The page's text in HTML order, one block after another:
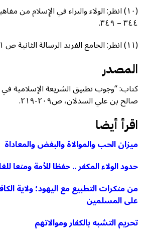
(١٠) انظر: الولاء والبراء في الإِسلام
٣٤٤ – ٣٤٩.
(١١) انظر: الجامع الفريد الرسالة الثانية ص ٣٧١.
المصدر
كتاب: “وجوب تطبيق الشريعة الإسلامية
صالح بن علي السدلان، ص٢٠٩-٢١٩.
اقرأ أيضا
میزان الحب والموالاة والبغض والمعاداة
حدود الولاء المكفر .. حفظا للأمة ومنعا
من منكرات التطبيع مع اليهود؛ ولاية
على المسلمين
تحريم التشبه بالكفار وموالاتهم